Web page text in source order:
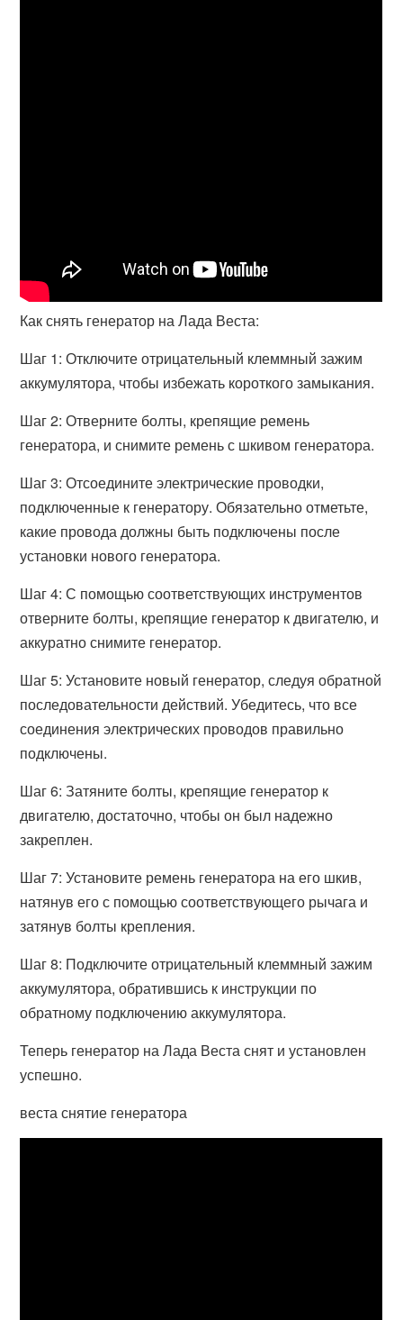
Как снять генератор на Лада Веста:
Шаг 1: Отключите отрицательный клеммный зажим
аккумулятора, чтобы избежать короткого замыкания.
Шаг 2: Отверните болты, крепящие ремень
генератора, и снимите ремень с шкивом генератора.
Шаг 3: Отсоедините электрические проводки,
подключенные к генератору. Обязательно отметьте,
какие провода должны быть подключены после
установки нового генератора.
Шаг 4: С помощью соответствующих инструментов
отверните болты, крепящие генератор к двигателю, и
аккуратно снимите генератор.
Шаг 5: Установите новый генератор, следуя обратной
последовательности действий. Убедитесь, что все
соединения электрических проводов правильно
подключены.
Шаг 6: Затяните болты, крепящие генератор к
двигателю, достаточно, чтобы он был надежно
закреплен.
Шаг 7: Установите ремень генератора на его шкив,
натянув его с помощью соответствующего рычага и
затянув болты крепления.
Шаг 8: Подключите отрицательный клеммный зажим
аккумулятора, обратившись к инструкции по
обратному подключению аккумулятора.
Теперь генератор на Лада Веста снят и установлен
успешно.
веста снятие генератора